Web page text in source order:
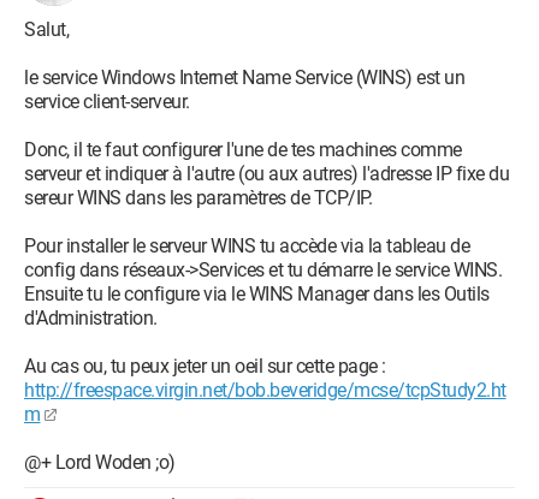
Salut,
le service Windows Internet Name Service (WINS) est un
service client-serveur.
Donc, il te faut configurer l'une de tes machines comme
serveur et indiquer à l'autre (ou aux autres) l'adresse IP fixe du
sereur WINS dans les paramètres de TCP/IP.
Pour installer le serveur WINS tu accède via la tableau de
config dans réseaux->Services et tu démarre le service WINS.
Ensuite tu le configure via le WINS Manager dans les Outils
d'Administration.
Au cas ou, tu peux jeter un oeil sur cette page :
http://freespace.virgin.net/bob.beveridge/mcse/tcpStudy2.ht
m
@+ Lord Woden ;o)